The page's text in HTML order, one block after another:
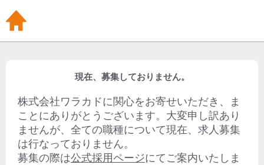
現在、募集しておりません。
株式会社ワラカドに関心をお寄せいただき、ま
ことにありがとうございます。大変申し訳あり
ませんが、全ての職種について現在、求人募集
は行なっておりません。
募集の際は公式採用ページにてご案内いたしま